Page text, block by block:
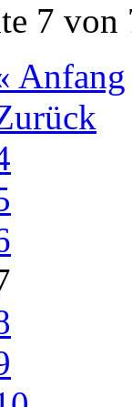
7 von
Anfang